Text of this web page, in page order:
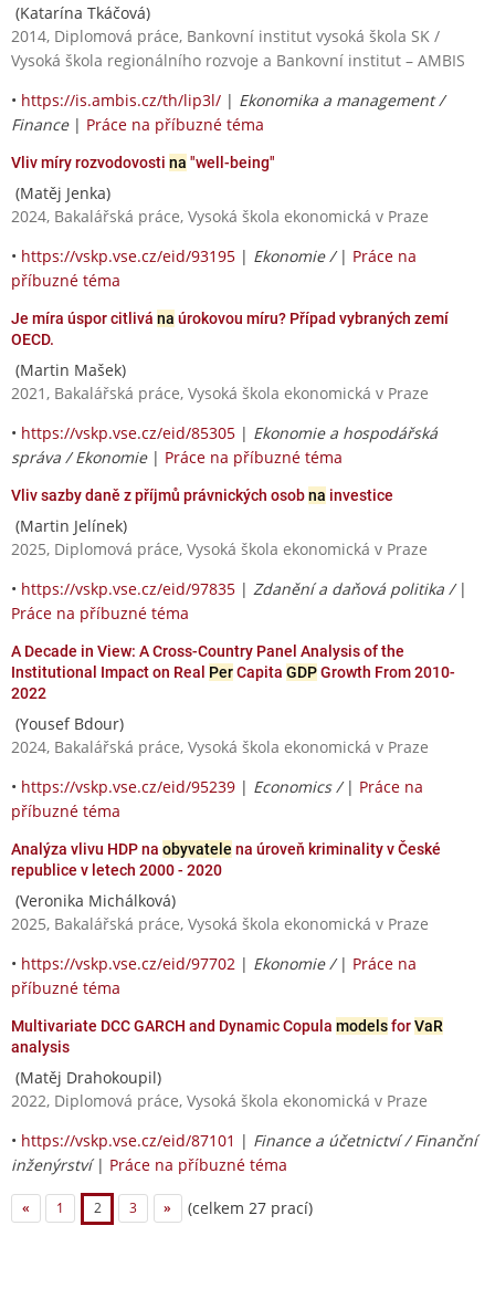
(Katarína Tkáčová)
2014, Diplomová práce, Bankovní institut vysoká škola SK /
Vysoká škola regionálního rozvoje a Bankovní institut – AMBIS
• https://is.ambis.cz/th/lip3l/ | Ekonomika a management /
Finance| Práce na příbuzné téma
Vliv míry rozvodovosti na "well-being"
(Matěj Jenka)
2024, Bakalářská práce, Vysoká škola ekonomická v Praze
• https://vskp.vse.cz/eid/93195 | Ekonomie / | Práce na
příbuzné téma
Je míra úspor citlivá na úrokovou míru? Případ vybraných zemí
OECD.
(Martin Mašek)
2021, Bakalářská práce, Vysoká škola ekonomická v Praze
• https://vskp.vse.cz/eid/85305 | Ekonomie a hospodářská
správa / Ekonomie| Práce na příbuzné téma
Vliv sazby daně z příjmů právnických osobna investice
(Martin Jelínek)
2025, Diplomová práce, Vysoká škola ekonomická v Praze
• https://vskp.vse.cz/eid/97835 | Zdanění a daňová politika / |
Práce na příbuzné téma
A Decade in View: A Cross-Country Panel Analysis of the
Institutional Impact on Real PerCapita GDPGrowth From 2010-
2022
(Yousef Bdour)
2024, Bakalářská práce, Vysoká škola ekonomická v Praze
• https://vskp.vse.cz/eid/95239 | Economics / | Práce na
příbuzné téma
Analýza vlivu HDP na obyvatele na úroveň kriminality v České
republice v letech 2000 - 2020
(Veronika Michálková)
2025, Bakalářská práce, Vysoká škola ekonomická v Praze
• https://vskp.vse.cz/eid/97702 | Ekonomie / | Práce na
příbuzné téma
Multivariate DCC GARCH and Dynamic Copula modelsforVaR
analysis
(Matěj Drahokoupil)
2022, Diplomová práce, Vysoká škola ekonomická v Praze
• https://vskp.vse.cz/eid/87101 | Finance a účetnictví / Finanční
inženýrství| Práce na příbuzné téma
« 1 2 3 » (celkem 27 prací)